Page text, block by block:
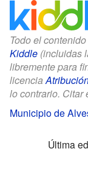
Todo el
Kiddle (incluidas
libremente para
licencia
lo contrario. Citar
Municipio de
Última